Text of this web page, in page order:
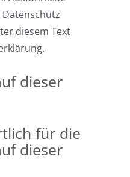
diesem Text
dieser
für die
dieser